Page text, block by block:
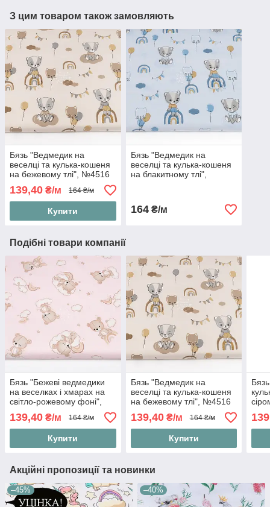
З цим товаром також замовляють
Бязь "Ведмедик на
веселці та кулька-кошеня
на бежевому тлі", №4516
139,40 ₴/м 164 ₴/м
Купити
Бязь "Ведмедик на
веселці та кулька-кошеня
на блакитному тлі",
164₴/м
Подібні товари компанії
Бязь "Бежеві ведмедики
на веселках і хмарах на
світло-рожевому фоні",
139,40 ₴/м 164 ₴/м
Купити
Бязь "Ведмедик на
веселці та кулька-кошеня
на бежевому тлі", №4516
139,40₴/м 164 ₴/м
Купити
Акційні пропозиції та новинки
–45% –40%